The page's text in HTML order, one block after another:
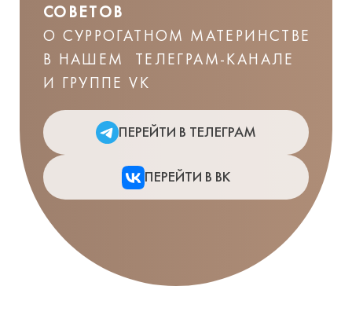
СОВЕТОВ
О СУРРОГАТНОМ МАТЕРИНСТВЕ
В НАШЕМ ТЕЛЕГРАМ-КАНАЛЕ
И ГРУППЕ VK
ПЕРЕЙТИ В ТЕЛЕГРАМ
ПЕРЕЙТИ В ВК